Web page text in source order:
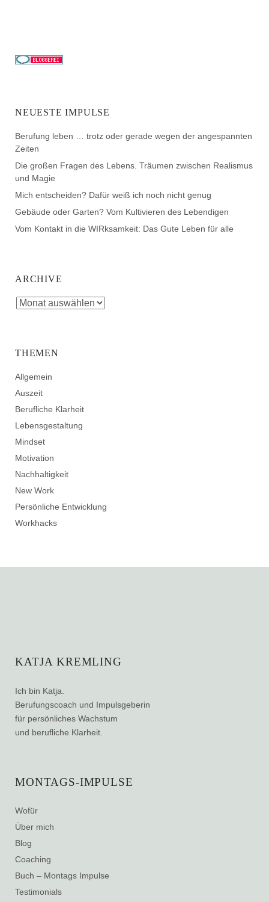
NEUESTE IMPULSE
Berufung leben … trotz oder gerade wegen der angespannten
Zeiten
Die großen Fragen des Lebens. Träumen zwischen Realismus
und Magie
Mich entscheiden? Dafür weiß ich noch nicht genug
Gebäude oder Garten? Vom Kultivieren des Lebendigen
Vom Kontakt in die WIRksamkeit: Das Gute Leben für alle
ARCHIVE
THEMEN
Allgemein
Auszeit
Berufliche Klarheit
Lebensgestaltung
Mindset
Motivation
Nachhaltigkeit
New Work
Persönliche Entwicklung
Workhacks
KATJA KREMLING
Ich bin Katja.
Berufungscoach und Impulsgeberin
für persönliches Wachstum
und berufliche Klarheit.
MONTAGS-IMPULSE
Wofür
Über mich
Blog
Coaching
Buch – Montags Impulse
Testimonials